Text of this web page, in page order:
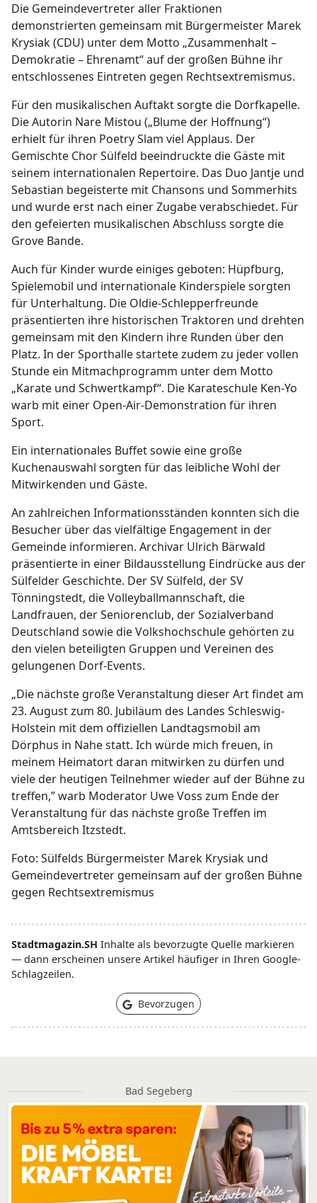
Die Gemeindevertreter aller Fraktionen
demonstrierten gemeinsam mit Bürgermeister Marek
Krysiak (CDU) unter dem Motto „Zusammenhalt –
Demokratie – Ehrenamt“ auf der großen Bühne ihr
entschlossenes Eintreten gegen Rechtsextremismus.
Für den musikalischen Auftakt sorgte die Dorfkapelle.
Die Autorin Nare Mistou („Blume der Hoffnung“)
erhielt für ihren Poetry Slam viel Applaus. Der
Gemischte Chor Sülfeld beeindruckte die Gäste mit
seinem internationalen Repertoire. Das Duo Jantje und
Sebastian begeisterte mit Chansons und Sommerhits
und wurde erst nach einer Zugabe verabschiedet. Für
den gefeierten musikalischen Abschluss sorgte die
Grove Bande.
Auch für Kinder wurde einiges geboten: Hüpfburg,
Spielemobil und internationale Kinderspiele sorgten
für Unterhaltung. Die Oldie-Schlepperfreunde
präsentierten ihre historischen Traktoren und drehten
gemeinsam mit den Kindern ihre Runden über den
Platz. In der Sporthalle startete zudem zu jeder vollen
Stunde ein Mitmachprogramm unter dem Motto
„Karate und Schwertkampf“. Die Karateschule Ken-Yo
warb mit einer Open-Air-Demonstration für ihren
Sport.
Ein internationales Buffet sowie eine große
Kuchenauswahl sorgten für das leibliche Wohl der
Mitwirkenden und Gäste.
An zahlreichen Informationsständen konnten sich die
Besucher über das vielfältige Engagement in der
Gemeinde informieren. Archivar Ulrich Bärwald
präsentierte in einer Bildausstellung Eindrücke aus der
Sülfelder Geschichte. Der SV Sülfeld, der SV
Tönningstedt, die Volleyballmannschaft, die
Landfrauen, der Seniorenclub, der Sozialverband
Deutschland sowie die Volkshochschule gehörten zu
den vielen beteiligten Gruppen und Vereinen des
gelungenen Dorf-Events.
„Die nächste große Veranstaltung dieser Art findet am
23. August zum 80. Jubiläum des Landes Schleswig-
Holstein mit dem offiziellen Landtagsmobil am
Dörphus in Nahe statt. Ich würde mich freuen, in
meinem Heimatort daran mitwirken zu dürfen und
viele der heutigen Teilnehmer wieder auf der Bühne zu
treffen,” warb Moderator Uwe Voss zum Ende der
Veranstaltung für das nächste große Treffen im
Amtsbereich Itzstedt.
Foto: Sülfelds Bürgermeister Marek Krysiak und
Gemeindevertreter gemeinsam auf der großen Bühne
gegen Rechtsextremismus
Stadtmagazin.SH Inhalte als bevorzugte Quelle markieren
— dann erscheinen unsere Artikel häufiger in Ihren Google-
Schlagzeilen.
Bevorzugen
Bad Segeberg